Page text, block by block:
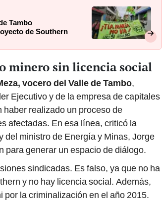
Tambo
de Southern
minero sin licencia social
vocero del Valle de Tambo,
Ejecutivo y de la empresa de capitales
realizado un proceso de
afectadas. En esa línea, criticó la
del ministro de Energía y Minas, Jorge
para generar un espacio de diálogo.
sindicadas. Es falso, ya que no ha
y no hay licencia social. Además,
por la criminalización en el año 2015.